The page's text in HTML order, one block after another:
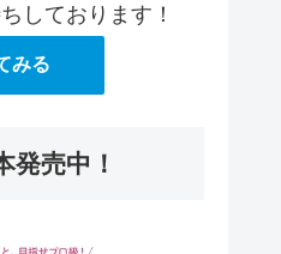
しております！
みる
発売中！